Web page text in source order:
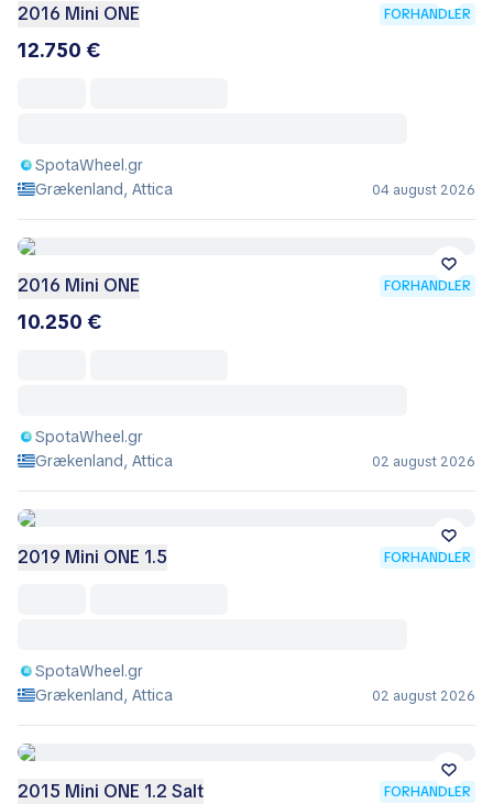
2016 Mini ONE FORHANDLER
12.750 €
SpotaWheel.gr
Grækenland, Attica
04 august 2026
2016 Mini ONE FORHANDLER
10.250 €
SpotaWheel.gr
Grækenland, Attica
02 august 2026
2019 Mini ONE 1.5 FORHANDLER
SpotaWheel.gr
Grækenland, Attica
02 august 2026
2015 Mini ONE 1.2 Salt FORHANDLER